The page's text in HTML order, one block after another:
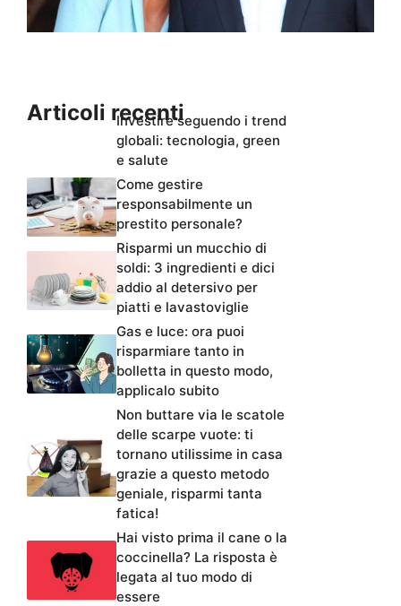
Articoli recentiInvestire seguendo i trend
globali: tecnologia, green
e salute
Come gestire
responsabilmente un
prestito personale?
Risparmi un mucchio di
soldi: 3 ingredienti e dici
addio al detersivo per
piatti e lavastoviglie
Gas e luce: ora puoi
risparmiare tanto in
bolletta in questo modo,
applicalo subito
Non buttare via le scatole
delle scarpe vuote: ti
tornano utilissime in casa
grazie a questo metodo
geniale, risparmi tanta
fatica!
Hai visto prima il cane o la
coccinella? La risposta è
legata al tuo modo di
essere